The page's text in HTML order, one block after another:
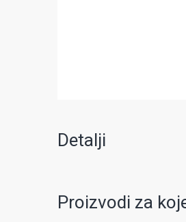
Detalji
Proizvodi za